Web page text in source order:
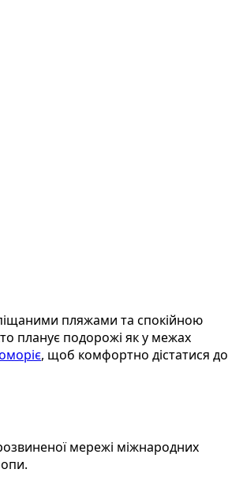
пляжами та спокійною
планує подорожі як у межах
, щоб комфортно дістатися до
мережі міжнародних